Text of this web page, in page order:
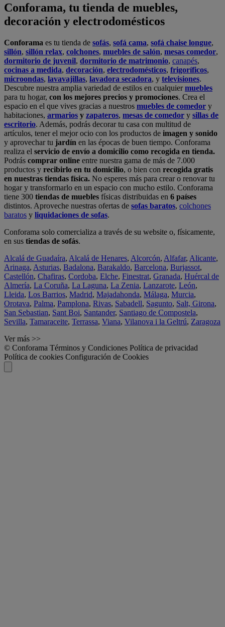
Conforama, tu tienda de muebles,
decoración y electrodomésticos
Conforama es tu tienda de sofás, sofá cama, sofá chaise longue,
sillón, sillón relax, colchones, muebles de salón, mesas comedor,
dormitorio de juvenil, dormitorio de matrimonio, canapés,
cocinas a medida, decoración, electrodomésticos, frigoríficos,
microondas, lavavajillas, lavadora secadora, y televisiones.
Descubre nuestra amplia variedad de estilos en cualquiermuebles
para tu hogar, con los mejores precios y promociones. Crea el
espacio en el que vives gracias a nuestros muebles de comedor y
habitaciones, armarios y zapateros, mesas de comedor y sillas de
escritorio. Además, podrás decorar tu casa con multitud de
artículos, tener el mejor ocio con los productos de imagen y sonido
y aprovechar tu jardín en las épocas de buen tiempo. Conforama
realiza el servicio de envío a domicilio como recogida en tienda.
Podrás comprar online entre nuestra gama de más de 7.000
productos y recibirlo en tu domicilio, o bien con recogida gratis
en nuestras tiendas física. No esperes más para crear o renovar tu
hogar y transformarlo en un espacio con mucho estilo. Conforama
tiene 300 tiendas de muebles físicas distribuidas en 6 países
distintos. Aproveche nuestras ofertas de sofas baratos, colchones
baratos y liquidaciones de sofas.
Conforama solo comercializa a través de su website o, físicamente,
en sus tiendas de sofás.
Alcalá de Guadaíra, Alcalá de Henares, Alcorcón, Alfafar, Alicante,
Arinaga, Asturias, Badalona, Barakaldo, Barcelona, Burjassot,
Castellón, Chafiras, Cordoba, Elche, Finestrat, Granada, Huércal de
Almería, La Coruña, La Laguna, La Zenia, Lanzarote, León,
Lleida, Los Barrios, Madrid, Majadahonda, Málaga, Murcia,
Orotava, Palma, Pamplona, Rivas, Sabadell, Sagunto, Salt, Girona,
San Sebastian, Sant Boi, Santander, Santiago de Compostela,
Sevilla, Tamaraceite, Terrassa, Viana, Vilanova i la Geltrú, Zaragoza
Ver más >>
© Conforama Términos y Condiciones Política de privacidad
Política de cookies Configuración de Cookies